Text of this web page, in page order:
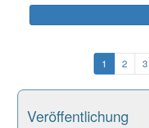
1 (current)
2 3
Veröffentlichung